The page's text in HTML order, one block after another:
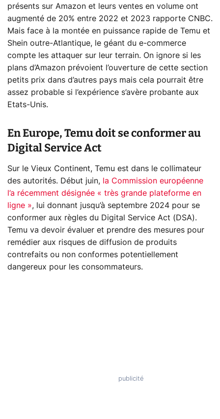
présents sur Amazon et leurs ventes en volume ont
augmenté de 20% entre 2022 et 2023 rapporte CNBC.
Mais face à la montée en puissance rapide de Temu et
Shein outre-Atlantique, le géant du e-commerce
compte les attaquer sur leur terrain. On ignore si les
plans d’Amazon prévoient l’ouverture de cette section
petits prix dans d’autres pays mais cela pourrait être
assez probable si l’expérience s’avère probante aux
Etats-Unis.
En Europe, Temu doit se conformer au
Digital Service Act
Sur le Vieux Continent, Temu est dans le collimateur
des autorités. Début juin, la Commission européenne
l’a récemment désignée « très grande plateforme en
ligne », lui donnant jusqu’à septembre 2024 pour se
conformer aux règles du Digital Service Act (DSA).
Temu va devoir évaluer et prendre des mesures pour
remédier aux risques de diffusion de produits
contrefaits ou non conformes potentiellement
dangereux pour les consommateurs.